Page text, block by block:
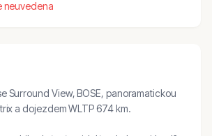
neuvedena
Surround View, BOSE, panoramatickou
a dojezdem WLTP 674 km.